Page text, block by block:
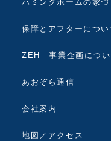
ハミングホームの家づ
保障とアフターについ
ZEH 事業企画につい
あおぞら通信
会社案内
地図／アクセス